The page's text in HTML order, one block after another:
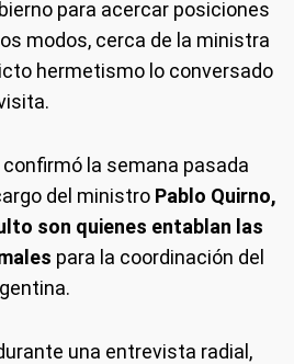
para acercar posiciones
modos, cerca de la ministra
hermetismo lo conversado
la semana pasada
del ministro Pablo Quirno,
son quienes entablan las
para la coordinación del
una entrevista radial,